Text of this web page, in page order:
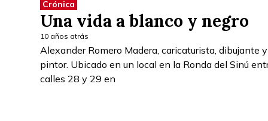
Crónica
Una vida a blanco y negro
10 años atrás
Alexander Romero Madera, caricaturista, dibujante y
pintor. Ubicado en un local en la Ronda del Sinú
calles 28 y 29 en